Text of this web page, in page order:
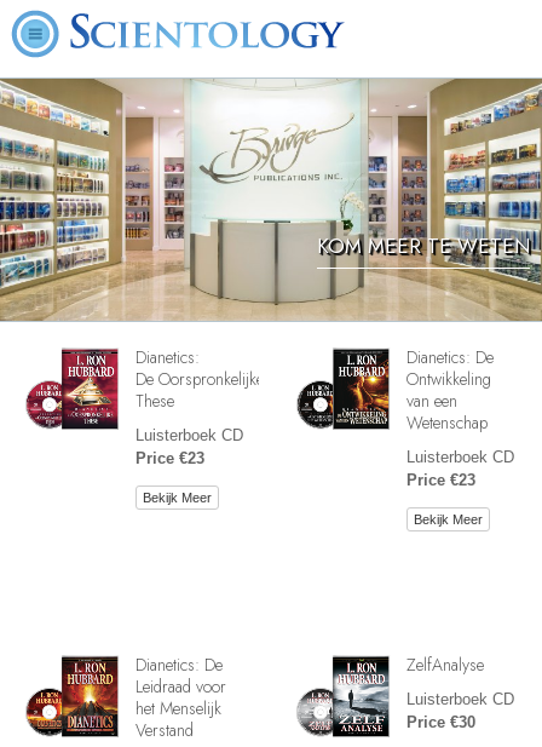
KOM MEER TE WETEN
Dianetics:
De Oorspronkelijke
These
Luisterboek CD
Price €23
Bekijk Meer
Dianetics: De
Ontwikkeling
van een
Wetenschap
Luisterboek CD
Price €23
Bekijk Meer
Dianetics: De
Leidraad voor
het Menselijk
Verstand
ZelfAnalyse
Luisterboek CD
Price €30